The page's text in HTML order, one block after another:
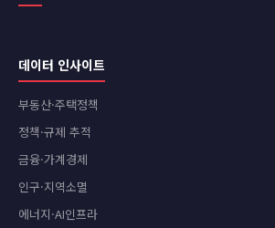
데이터 인사이트
부동산·주택정책
정책·규제 추적
금융·가계경제
인구·지역소멸
에너지·AI인프라